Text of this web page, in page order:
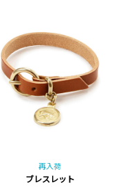
再入荷
ブレスレット